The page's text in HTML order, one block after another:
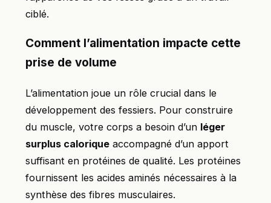
ciblé.
Comment l’alimentation impacte cette
prise de volume
L’alimentation joue un rôle crucial dans le
développement des fessiers. Pour construire
du muscle, votre corps a besoin d’un léger
surplus calorique accompagné d’un apport
suffisant en protéines de qualité. Les protéines
fournissent les acides aminés nécessaires à la
synthèse des fibres musculaires.